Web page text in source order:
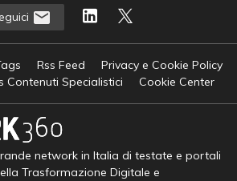
Rss Feed
Privacy e Cookie Policy
Contenuti Specialistici
Cookie Center
network in Italia di testate e portali
Trasformazione Digitale e